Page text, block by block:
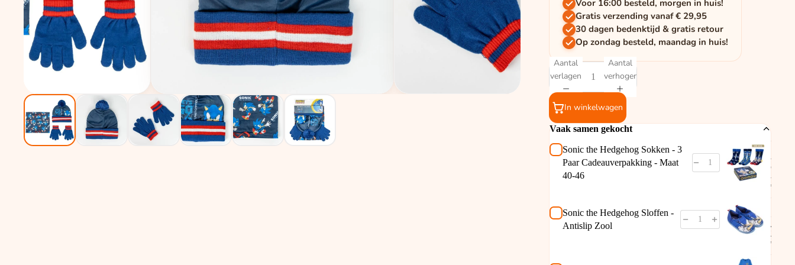
Voor 16:00 besteld, morgen in huis!
Gratis verzending vanaf € 29,95
30 dagen bedenktijd & gratis retour
Op zondag besteld, maandag in huis!
Aantal
verlagen
Aantal
verhogen
In winkelwagen
Vaak samen gekocht
Sonic the Hedgehog Sokken - 3
Paar Cadeauverpakking - Maat
40-46
Sonic
- 3
-
€9,95
Sonic the Hedgehog Sloffen -
Antislip Zool
Sonic
Zool
€13,95
Sonic